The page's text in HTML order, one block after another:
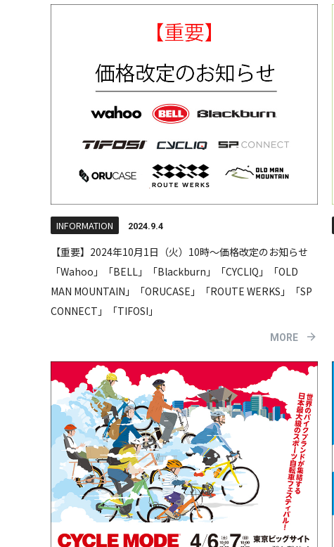
INFORMATION 2024.9.4
【重要】2024年10月1日（火）10時～価格改定のお知らせ
「Wahoo」「BELL」「Blackburn」「CYCLIQ」「OLD
MAN MOUNTAIN」「ORUCASE」「ROUTE WERKS」「SP
CONNECT」「TIFOSI」
MORE